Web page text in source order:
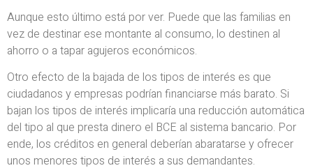
Aunque esto último está por ver. Puede que las familias en
vez de destinar ese montante al consumo, lo destinen al
ahorro o a tapar agujeros económicos.
Otro efecto de la bajada de los tipos de interés es que
ciudadanos y empresas podrían financiarse más barato. Si
bajan los tipos de interés implicaría una reducción automática
del tipo al que presta dinero el BCE al sistema bancario. Por
ende, los créditos en general deberían abaratarse y ofrecer
unos menores tipos de interés a sus demandantes.